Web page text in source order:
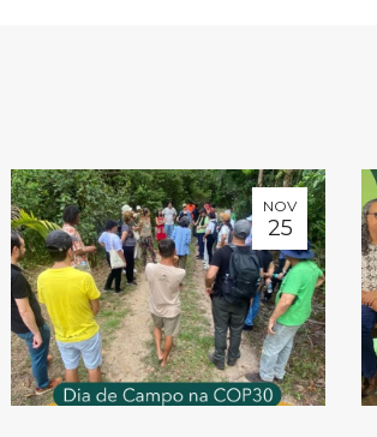
NOV
25